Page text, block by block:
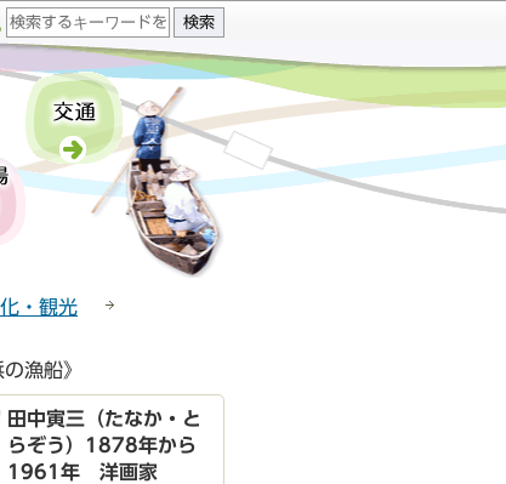
・観光
漁船》
田中寅三（たなか・と
らぞう）1878年から
1961年 洋画家